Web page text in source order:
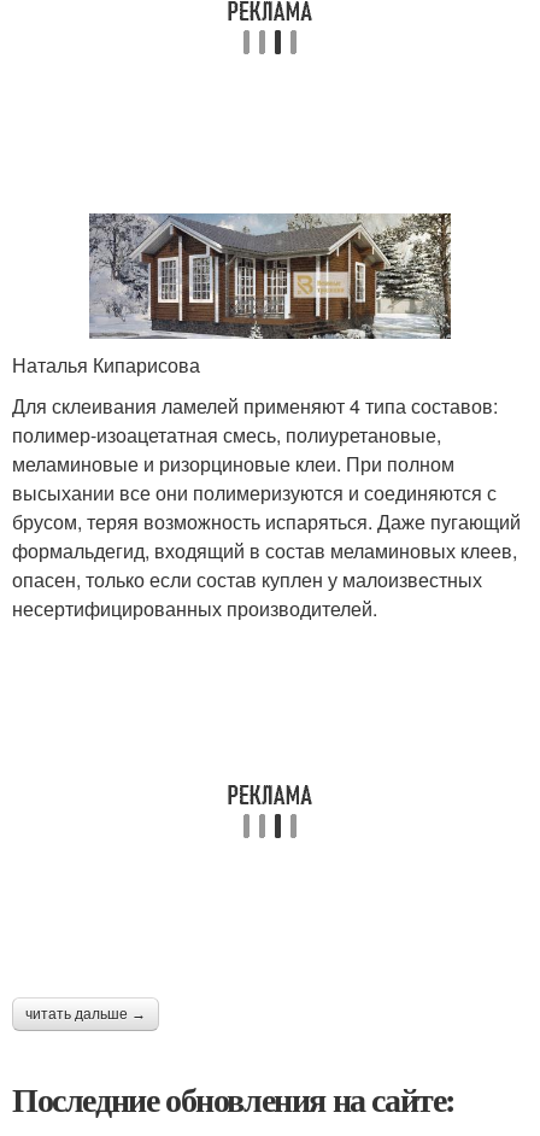
Наталья Кипарисова
Для склеивания ламелей применяют 4 типа составов:
полимер-изоацетатная смесь, полиуретановые,
меламиновые и ризорциновые клеи. При полном
высыхании все они полимеризуются и соединяются с
брусом, теряя возможность испаряться. Даже пугающий
формальдегид, входящий в состав меламиновых клеев,
опасен, только если состав куплен у малоизвестных
несертифицированных производителей.
читать дальше →
Последние обновления на сайте: